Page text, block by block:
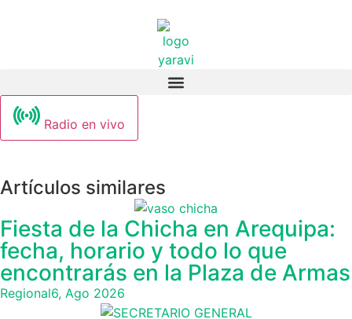
Radio en vivo
Artículos similares
Fiesta de la Chicha en Arequipa:
fecha, horario y todo lo que
encontrarás en la Plaza de Armas
Regional6, Ago 2026